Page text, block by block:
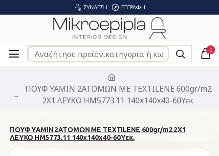
ΣΎΝΔΕΣΗ ΕΓΓΡΑΦΉ
0
ΠΟΥΦ YAMIN 2ΑΤΟΜΩΝ ΜΕ TEXTILENE 600gr/m2
2X1 ΛΕΥΚΟ HM5773.11 140x140x40-60Υεκ.
ΠΟΥΦ YAMIN 2ΑΤΟΜΩΝ ΜΕ TEXTILENE 600gr/m2 2X1
ΛΕΥΚΟ HM5773.11 140x140x40-60Υεκ.